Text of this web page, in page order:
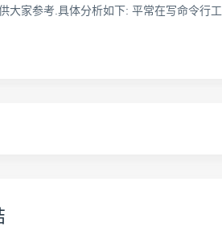
大家参考.具体分析如下: 平常在写命令